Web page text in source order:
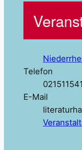
Telefon
E-Mail